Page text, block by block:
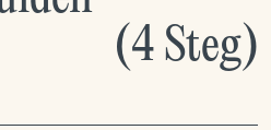
(4 Steg)